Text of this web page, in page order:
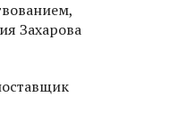
Захарова